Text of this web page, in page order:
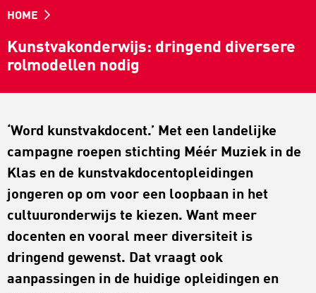
HOME
Kunstvakonderwijs: dringend diversere
rolmodellen nodig
‘Word kunstvakdocent.’ Met een landelijke
campagne roepen stichting Méér Muziek in de
Klas en de kunstvakdocentopleidingen
jongeren op om voor een loopbaan in het
cultuuronderwijs te kiezen. Want meer
docenten en vooral meer diversiteit is
dringend gewenst. Dat vraagt ook
aanpassingen in de huidige opleidingen en